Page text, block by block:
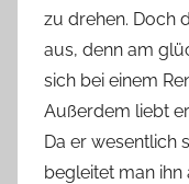
zu drehen. Doch
aus, denn am
sich bei einem
Außerdem liebt er
Da er wesentlich
begleitet man